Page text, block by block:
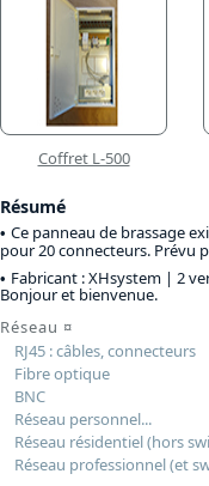
Coffret L-500
Résumé
Ce panneau de brassage
pour 20 connecteurs. Prévu
Fabricant : XHsystem | 2
Bonjour et bienvenue.
Réseau ¤
RJ45 : câbles, connecteurs
Fibre optique
BNC
Réseau personnel...
Réseau résidentiel (hors
Réseau professionnel (et